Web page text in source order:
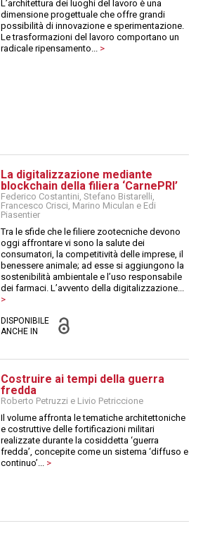
L’architettura dei luoghi del lavoro è una
dimensione progettuale che offre grandi
possibilità di innovazione e sperimentazione.
Le trasformazioni del lavoro comportano un
radicale ripensamento... >
La digitalizzazione mediante
blockchain della filiera ‘CarnePRI’
Federico Costantini, Stefano Bistarelli,
Francesco Crisci, Marino Miculan e Edi
Piasentier
Tra le sfide che le filiere zootecniche devono
oggi affrontare vi sono la salute dei
consumatori, la competitività delle imprese, il
benessere animale; ad esse si aggiungono la
sostenibilità ambientale e l’uso responsabile
dei farmaci. L’avvento della digitalizzazione...
>
DISPONIBILE
ANCHE IN
Costruire ai tempi della guerra
fredda
Roberto Petruzzi e Livio Petriccione
Il volume affronta le tematiche architettoniche
e costruttive delle fortificazioni militari
realizzate durante la cosiddetta ‘guerra
fredda’, concepite come un sistema ‘diffuso e
continuo’... >